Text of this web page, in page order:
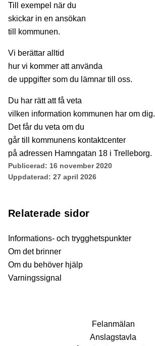
Till exempel när du
skickar in en ansökan
till kommunen.
Vi berättar alltid
hur vi kommer att använda
de uppgifter som du lämnar till oss.
Du har rätt att få veta
vilken information kommunen har om dig.
Det får du veta om du
går till kommunens kontaktcenter
på adressen Hamngatan 18 i Trelleborg.
Publicerad: 16 november 2020
Uppdaterad: 27 april 2026
Relaterade sidor
Informations- och trygghetspunkter
Om det brinner
Om du behöver hjälp
Varningssignal
Fel­anmälan
Anslags­tavla